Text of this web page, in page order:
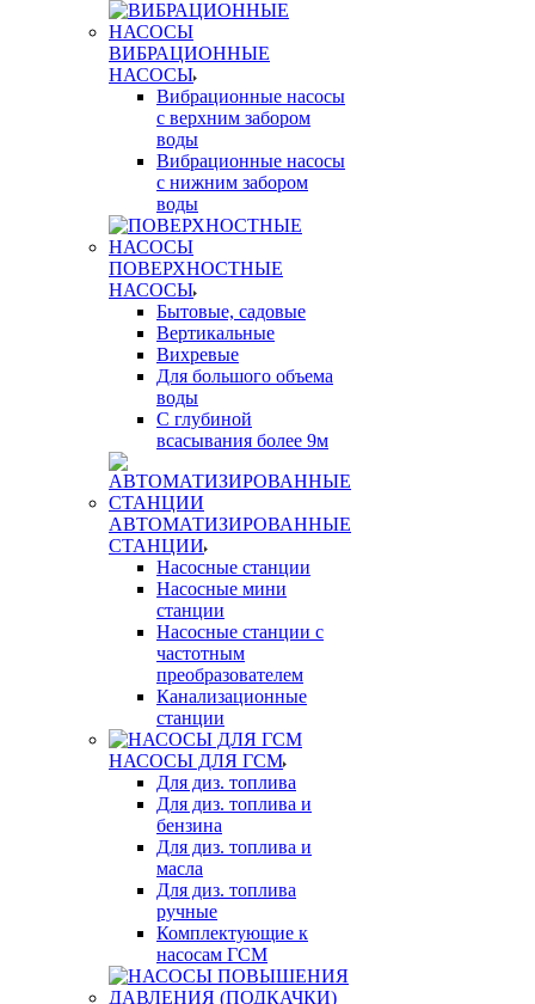
ВИБРАЦИОННЫЕ
НАСОСЫ
Вибрационные насосы
с верхним забором
воды
Вибрационные насосы
с нижним забором
воды
ПОВЕРХНОСТНЫЕ
НАСОСЫ
Бытовые, садовые
Вертикальные
Вихревые
Для большого объема
воды
С глубиной
всасывания более 9м
АВТОМАТИЗИРОВАННЫЕ
СТАНЦИИ
Насосные станции
Насосные мини
станции
Насосные станции с
частотным
преобразователем
Канализационные
станции
НАСОСЫ ДЛЯ ГСМ
Для диз. топлива
Для диз. топлива и
бензина
Для диз. топлива и
масла
Для диз. топлива
ручные
Комплектующие к
насосам ГСМ